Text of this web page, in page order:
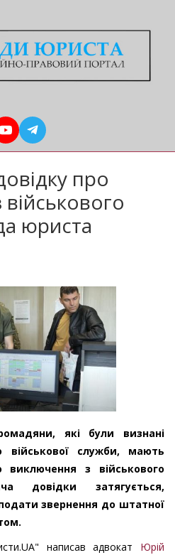
про
юриста
які були визнані
служби, мають
з військового
довідки затягується,
звернення до штатної
написав адвокат Юрій